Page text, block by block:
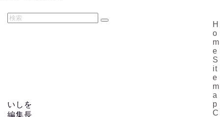
いしを
編集長
H
o
m
e
S
it
e
m
a
p
C